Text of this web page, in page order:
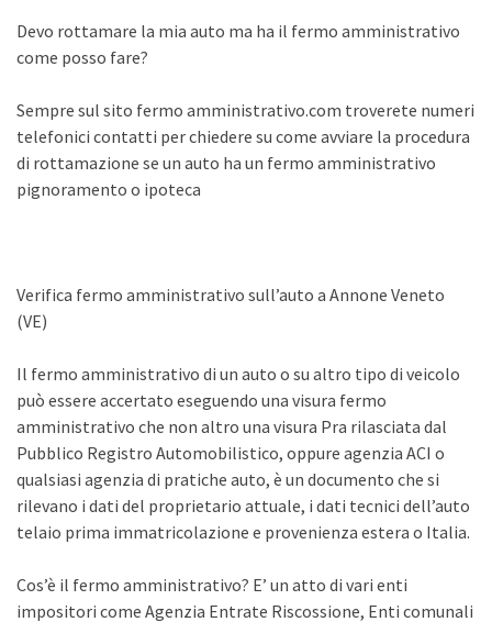
Devo rottamare la mia auto ma ha il fermo amministrativo
come posso fare?
Sempre sul sito fermo amministrativo.com troverete numeri
telefonici contatti per chiedere su come avviare la procedura
di rottamazione se un auto ha un fermo amministrativo
pignoramento o ipoteca
Verifica fermo amministrativo sull’auto a Annone Veneto
(VE)
Il fermo amministrativo di un auto o su altro tipo di veicolo
può essere accertato eseguendo una visura fermo
amministrativo che non altro una visura Pra rilasciata dal
Pubblico Registro Automobilistico, oppure agenzia ACI o
qualsiasi agenzia di pratiche auto, è un documento che si
rilevano i dati del proprietario attuale, i dati tecnici dell’auto
telaio prima immatricolazione e provenienza estera o Italia.
Cos’è il fermo amministrativo? E’ un atto di vari enti
impositori come Agenzia Entrate Riscossione, Enti comunali